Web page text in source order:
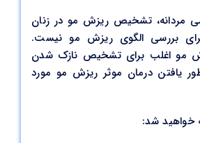
مردانه، تشخیص ریزش مو در زنان
بررسی الگوی ریزش مو نیست.
مو اغلب برای تشخیص نازک شدن
یافتن درمان موثر ریزش مو مورد
خواهید شد: